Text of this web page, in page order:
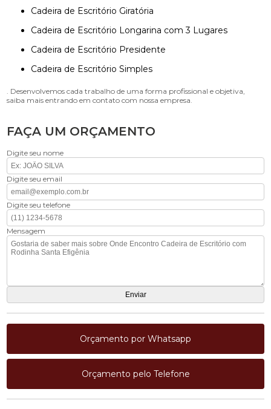
Cadeira de Escritório Giratória
Cadeira de Escritório Longarina com 3 Lugares
Cadeira de Escritório Presidente
Cadeira de Escritório Simples
. Desenvolvemos cada trabalho de uma forma profissional e objetiva,
saiba mais entrando em contato com nossa empresa.
FAÇA UM ORÇAMENTO
Digite seu nome
Digite seu email
Digite seu telefone
Mensagem
Orçamento por Whatsapp
Orçamento pelo Telefone